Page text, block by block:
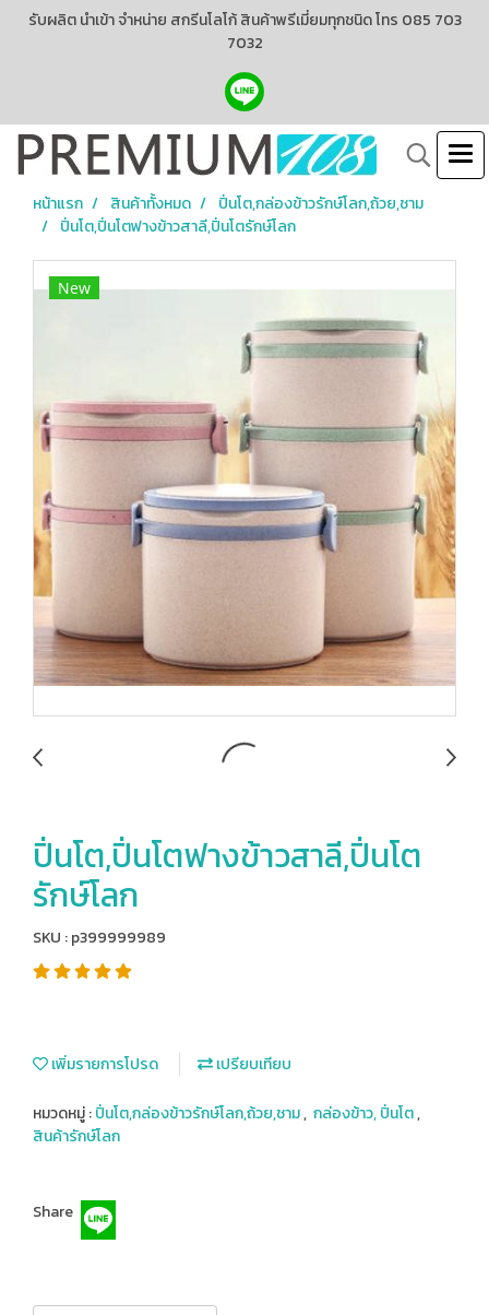
รับผลิต นำเข้า จำหน่าย สกรีนโลโก้ สินค้าพรีเมี่ยมทุกชนิด โทร 085 703
7032
หน้าแรก สินค้าทั้งหมด
ปิ่นโต,กล่องข้าวรักษ์โลก,ถ้วย,ชาม
ปิ่นโต,ปิ่นโตฟางข้าวสาลี,ปิ่นโตรักษ์โลก
New
ปิ่นโต,ปิ่นโตฟางข้าวสาลี,ปิ่นโต
รักษ์โลก
SKU : p399999989
เพิ่มรายการโปรด เปรียบเทียบ
หมวดหมู่ :ปิ่นโต,กล่องข้าวรักษ์โลก,ถ้วย,ชาม, กล่องข้าว, ปิ่นโต,
สินค้ารักษ์โลก
Share